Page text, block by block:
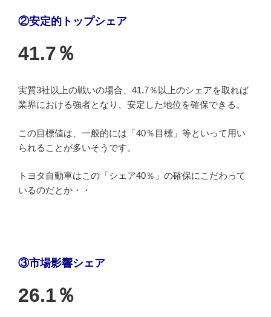
②安定的トップシェア
41.7％
実質3社以上の戦いの場合、41.7％以上のシェアを取れば
業界における強者となり、安定した地位を確保できる。
この目標値は、一般的には「40％目標」等といって用い
られることが多いそうです。
トヨタ自動車はこの「シェア40％」の確保にこだわって
いるのだとか・・
③市場影響シェア
26.1％